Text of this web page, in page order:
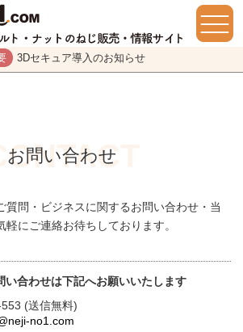
3Dセキュア導入のお知らせ
お問い合わせ
質問・ビジネスに関するお問い合わせ・当
にご連絡お待ちしております。
い合わせは下記へお願いいたします
(送信無料)
no1.com